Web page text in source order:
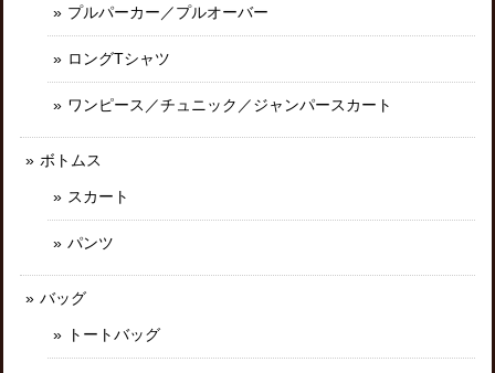
プルパーカー／プルオーバー
ロングTシャツ
ワンピース／チュニック／ジャンパースカート
ボトムス
スカート
パンツ
バッグ
トートバッグ